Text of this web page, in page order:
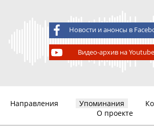
Новости и анонсы в
Видео-архив на Youtube
Направления Упоминания
О проекте